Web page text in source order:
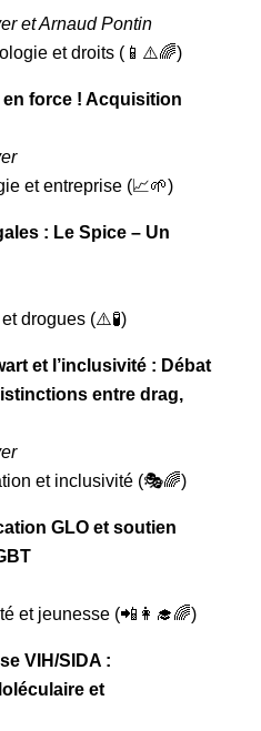
et Arnaud Pontin
et droits (📱⚠️🌈)
en force ! Acquisition
et entreprise (📈🌱)
: Le Spice – Un
drogues (⚠️🧪)
et l’inclusivité : Débat
entre drag,
et inclusivité (🎭🌈)
GLO et soutien
et jeunesse (📲👩‍🎓🌈)
VIH/SIDA :
et